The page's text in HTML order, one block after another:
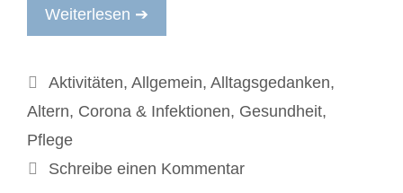
Weiterlesen ➔
Kategorien
Aktivitäten, Allgemein, Alltagsgedanken,
Altern, Corona & Infektionen, Gesundheit,
Pflege
Schreibe einen Kommentar